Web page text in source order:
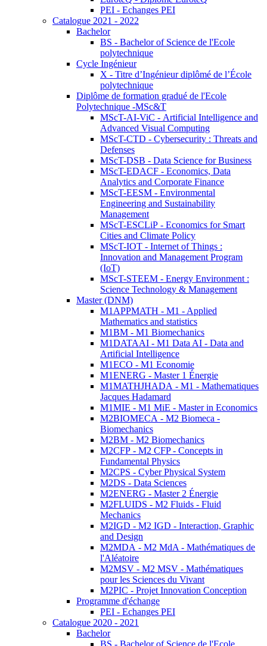
PEI - Echanges PEI
Catalogue 2021 - 2022
Bachelor
BS - Bachelor of Science de l'Ecole
polytechnique
Cycle Ingénieur
X - Titre d’Ingénieur diplômé de l’École
polytechnique
Diplôme de formation gradué de l'Ecole
Polytechnique -MSc&T
MScT-AI-ViC - Artificial Intelligence and
Advanced Visual Computing
MScT-CTD - Cybersecurity : Threats and
Defenses
MScT-DSB - Data Science for Business
MScT-EDACF - Economics, Data
Analytics and Corporate Finance
MScT-EESM - Environmental
Engineering and Sustainability
Management
MScT-ESCLiP - Economics for Smart
Cities and Climate Policy
MScT-IOT - Internet of Things :
Innovation and Management Program
(IoT)
MScT-STEEM - Energy Environment :
Science Technology & Management
Master (DNM)
M1APPMATH - M1 - Applied
Mathematics and statistics
M1BM - M1 Biomechanics
M1DATAAI - M1 Data AI - Data and
Artificial Intelligence
M1ECO - M1 Economie
M1ENERG - Master 1 Énergie
M1MATHJHADA - M1 - Mathematiques
Jacques Hadamard
M1MIE - M1 MiE - Master in Economics
M2BIOMECA - M2 Biomeca -
Biomechanics
M2BM - M2 Biomechanics
M2CFP - M2 CFP - Concepts in
Fundamental Physics
M2CPS - Cyber Physical System
M2DS - Data Sciences
M2ENERG - Master 2 Énergie
M2FLUIDS - M2 Fluids - Fluid
Mechanics
M2IGD - M2 IGD - Interaction, Graphic
and Design
M2MDA - M2 MdA - Mathématiques de
l'Aléatoire
M2MSV - M2 MSV - Mathématiques
pour les Sciences du Vivant
M2PIC - Projet Innovation Conception
Programme d'échange
PEI - Echanges PEI
Catalogue 2020 - 2021
Bachelor
BS - Bachelor of Science de l'Ecole